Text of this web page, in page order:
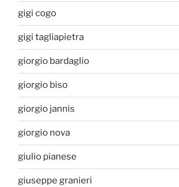
gigi cogo
gigi tagliapietra
giorgio bardaglio
giorgio biso
giorgio jannis
giorgio nova
giulio pianese
giuseppe granieri